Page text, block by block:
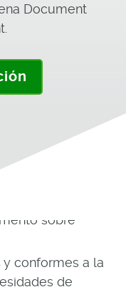
Document
conformes a la
de